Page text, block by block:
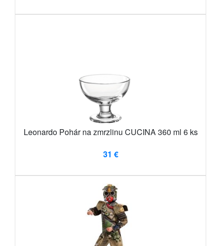
Leonardo Pohár na zmrzlinu CUCINA 360 ml 6 ks
31 €